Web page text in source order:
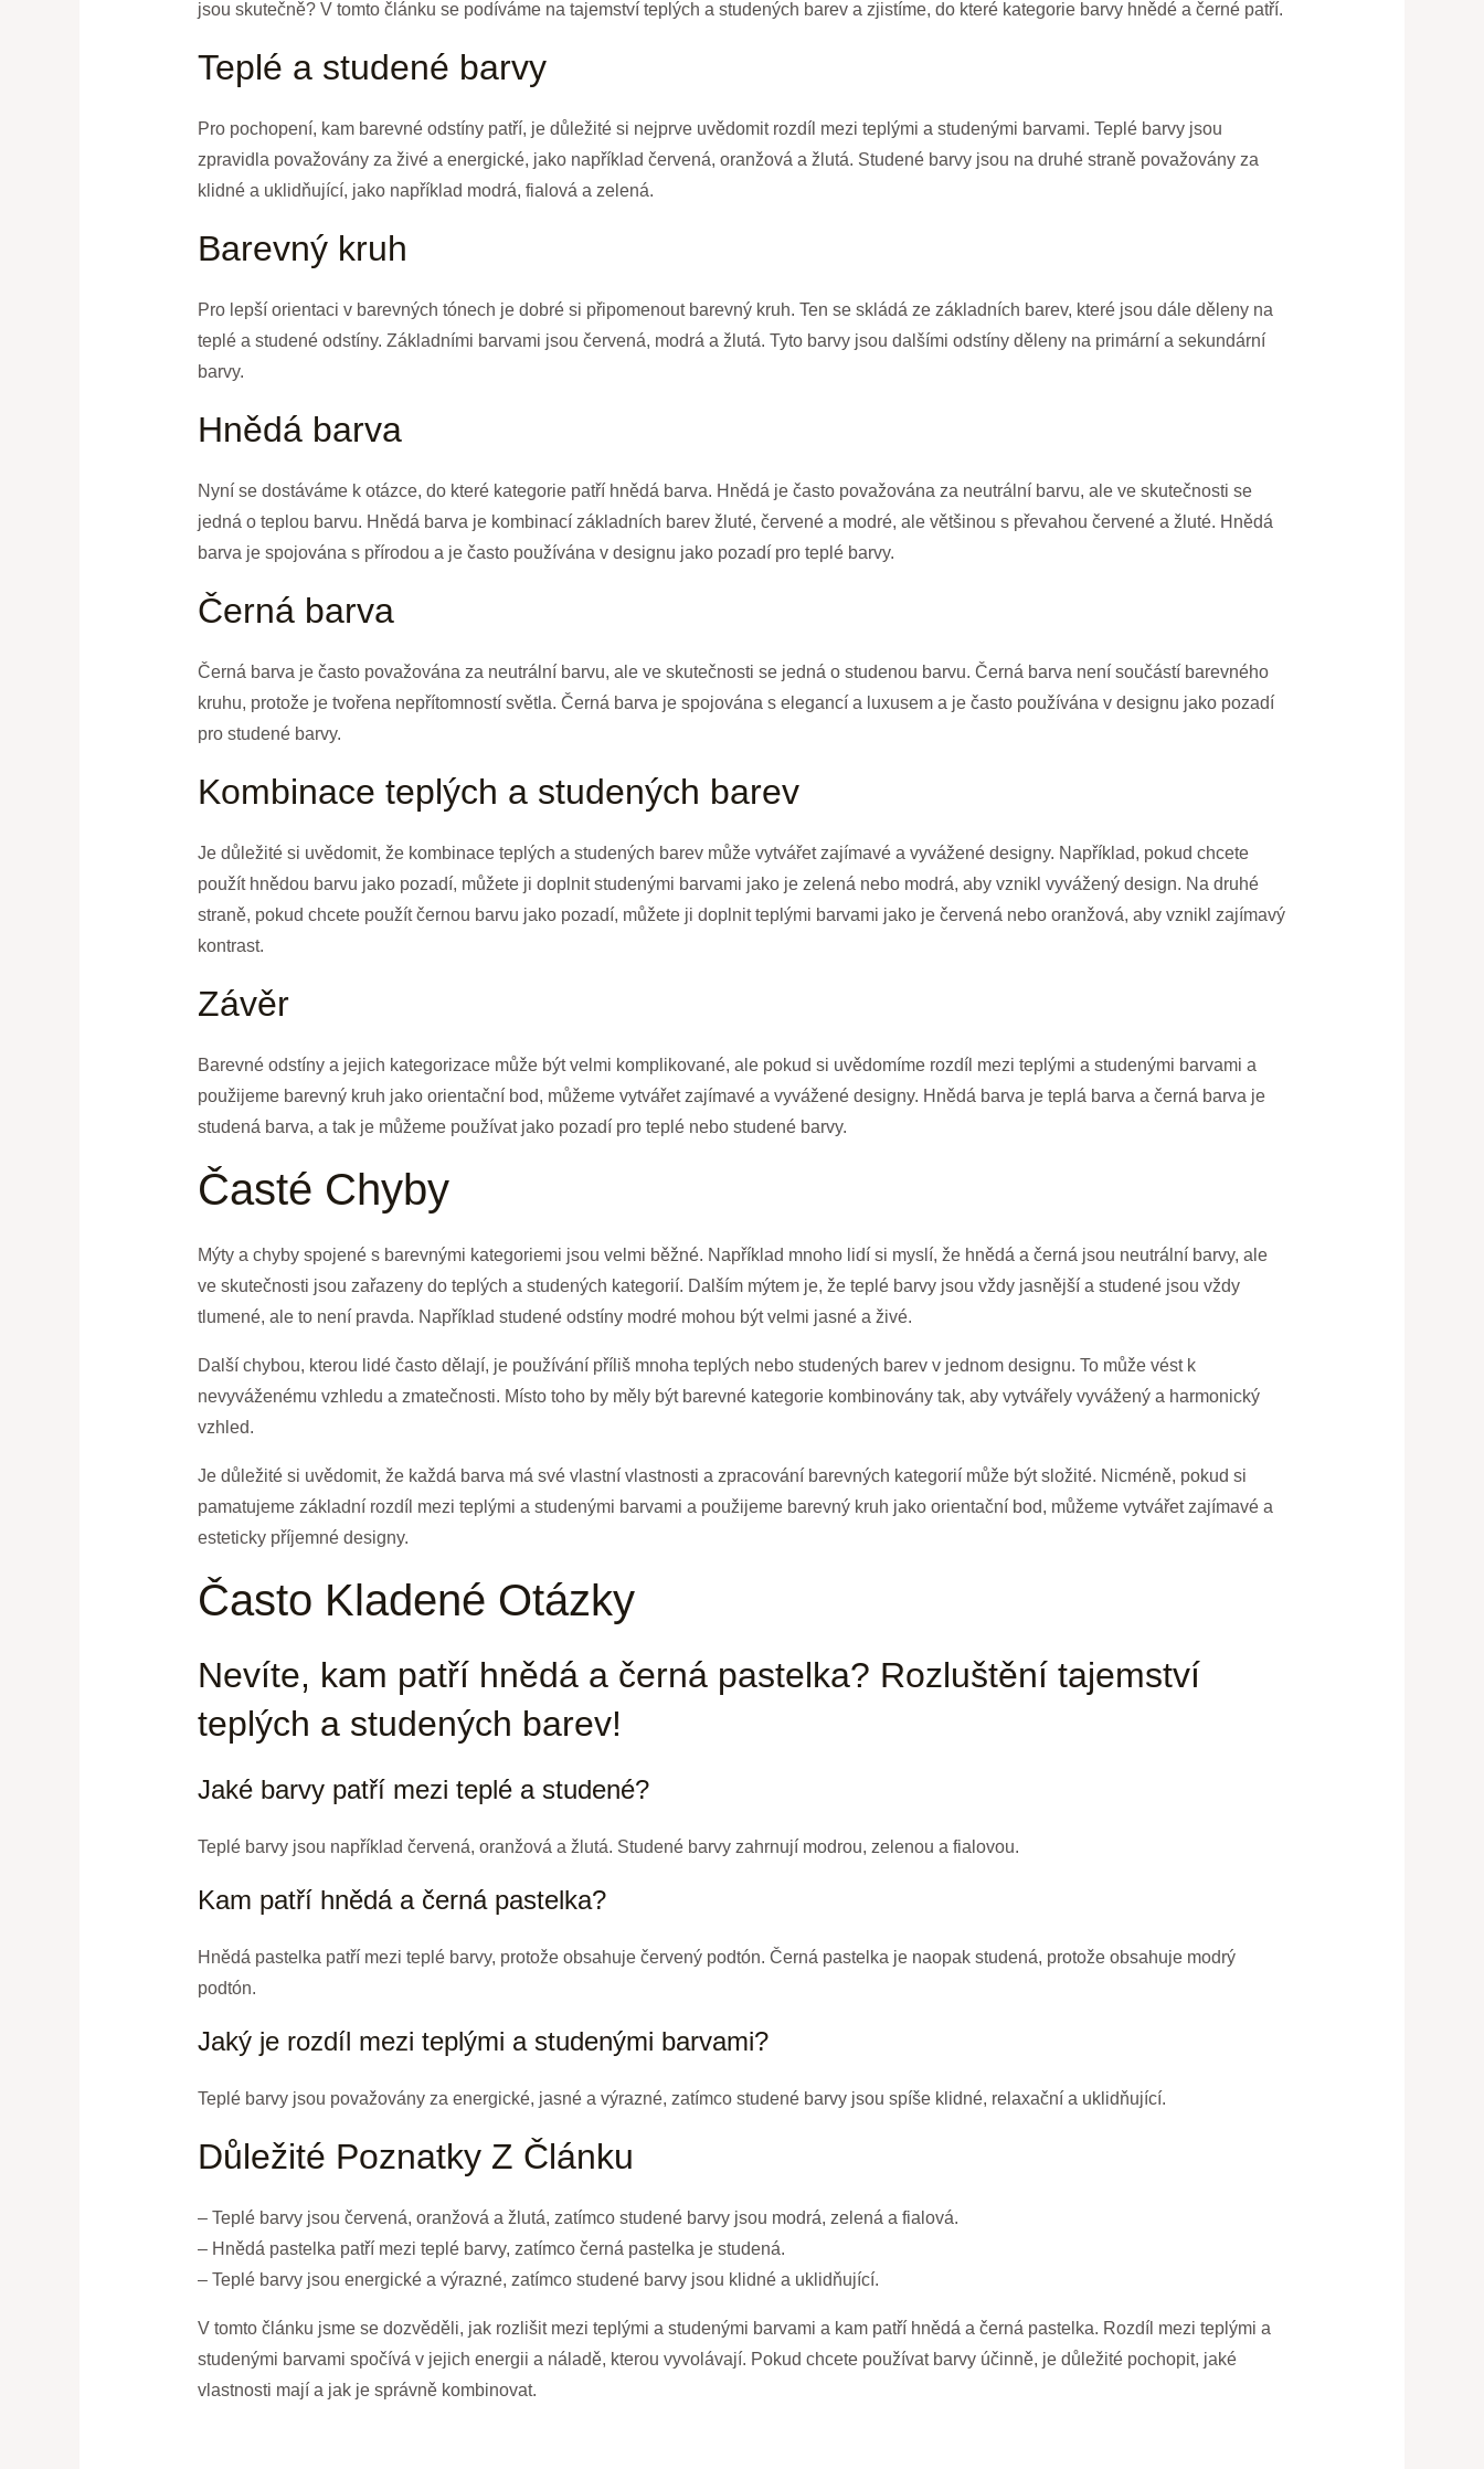
jsou skutečně? V tomto článku se podíváme na tajemství teplých a studených barev a zjistíme, do které kategorie barvy hnědé a černé patří.
Teplé a studené barvy
Pro pochopení, kam barevné odstíny patří, je důležité si nejprve uvědomit rozdíl mezi teplými a studenými barvami. Teplé barvy jsou
zpravidla považovány za živé a energické, jako například červená, oranžová a žlutá. Studené barvy jsou na druhé straně považovány za
klidné a uklidňující, jako například modrá, fialová a zelená.
Barevný kruh
Pro lepší orientaci v barevných tónech je dobré si připomenout barevný kruh. Ten se skládá ze základních barev, které jsou dále děleny na
teplé a studené odstíny. Základními barvami jsou červená, modrá a žlutá. Tyto barvy jsou dalšími odstíny děleny na primární a sekundární
barvy.
Hnědá barva
Nyní se dostáváme k otázce, do které kategorie patří hnědá barva. Hnědá je často považována za neutrální barvu, ale ve skutečnosti se
jedná o teplou barvu. Hnědá barva je kombinací základních barev žluté, červené a modré, ale většinou s převahou červené a žluté. Hnědá
barva je spojována s přírodou a je často používána v designu jako pozadí pro teplé barvy.
Černá barva
Černá barva je často považována za neutrální barvu, ale ve skutečnosti se jedná o studenou barvu. Černá barva není součástí barevného
kruhu, protože je tvořena nepřítomností světla. Černá barva je spojována s elegancí a luxusem a je často používána v designu jako pozadí
pro studené barvy.
Kombinace teplých a studených barev
Je důležité si uvědomit, že kombinace teplých a studených barev může vytvářet zajímavé a vyvážené designy. Například, pokud chcete
použít hnědou barvu jako pozadí, můžete ji doplnit studenými barvami jako je zelená nebo modrá, aby vznikl vyvážený design. Na druhé
straně, pokud chcete použít černou barvu jako pozadí, můžete ji doplnit teplými barvami jako je červená nebo oranžová, aby vznikl zajímavý
kontrast.
Závěr
Barevné odstíny a jejich kategorizace může být velmi komplikované, ale pokud si uvědomíme rozdíl mezi teplými a studenými barvami a
použijeme barevný kruh jako orientační bod, můžeme vytvářet zajímavé a vyvážené designy. Hnědá barva je teplá barva a černá barva je
studená barva, a tak je můžeme používat jako pozadí pro teplé nebo studené barvy.
Časté Chyby
Mýty a chyby spojené s barevnými kategoriemi jsou velmi běžné. Například mnoho lidí si myslí, že hnědá a černá jsou neutrální barvy, ale
ve skutečnosti jsou zařazeny do teplých a studených kategorií. Dalším mýtem je, že teplé barvy jsou vždy jasnější a studené jsou vždy
tlumené, ale to není pravda. Například studené odstíny modré mohou být velmi jasné a živé.
Další chybou, kterou lidé často dělají, je používání příliš mnoha teplých nebo studených barev v jednom designu. To může vést k
nevyváženému vzhledu a zmatečnosti. Místo toho by měly být barevné kategorie kombinovány tak, aby vytvářely vyvážený a harmonický
vzhled.
Je důležité si uvědomit, že každá barva má své vlastní vlastnosti a zpracování barevných kategorií může být složité. Nicméně, pokud si
pamatujeme základní rozdíl mezi teplými a studenými barvami a použijeme barevný kruh jako orientační bod, můžeme vytvářet zajímavé a
esteticky příjemné designy.
Často Kladené Otázky
Nevíte, kam patří hnědá a černá pastelka? Rozluštění tajemství
teplých a studených barev!
Jaké barvy patří mezi teplé a studené?
Teplé barvy jsou například červená, oranžová a žlutá. Studené barvy zahrnují modrou, zelenou a fialovou.
Kam patří hnědá a černá pastelka?
Hnědá pastelka patří mezi teplé barvy, protože obsahuje červený podtón. Černá pastelka je naopak studená, protože obsahuje modrý
podtón.
Jaký je rozdíl mezi teplými a studenými barvami?
Teplé barvy jsou považovány za energické, jasné a výrazné, zatímco studené barvy jsou spíše klidné, relaxační a uklidňující.
Důležité Poznatky Z Článku
– Teplé barvy jsou červená, oranžová a žlutá, zatímco studené barvy jsou modrá, zelená a fialová.
– Hnědá pastelka patří mezi teplé barvy, zatímco černá pastelka je studená.
– Teplé barvy jsou energické a výrazné, zatímco studené barvy jsou klidné a uklidňující.
V tomto článku jsme se dozvěděli, jak rozlišit mezi teplými a studenými barvami a kam patří hnědá a černá pastelka. Rozdíl mezi teplými a
studenými barvami spočívá v jejich energii a náladě, kterou vyvolávají. Pokud chcete používat barvy účinně, je důležité pochopit, jaké
vlastnosti mají a jak je správně kombinovat.